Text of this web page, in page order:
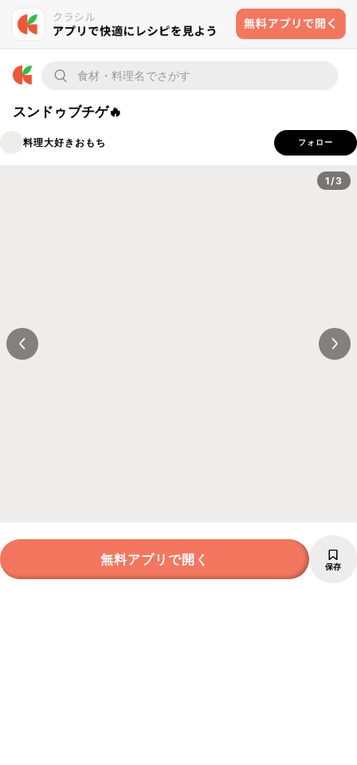
スンドゥブチゲ🔥
料理大好きおもち フォロー
1/3
無料アプリで開く 保存